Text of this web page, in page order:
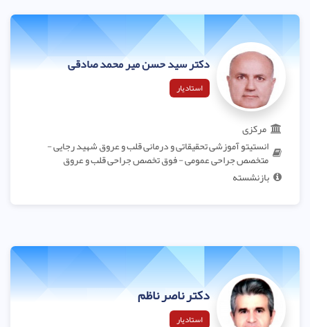
دکتر سید حسن میر محمد صادقی
استادیار
مرکزی
انستیتو آموزشی تحقیقاتی و درمانی قلب و عروق شهید رجایی -
متخصص جراحی عمومی - فوق تخصص جراحی قلب و عروق
بازنشسته
دکتر ناصر ناظم
استادیار